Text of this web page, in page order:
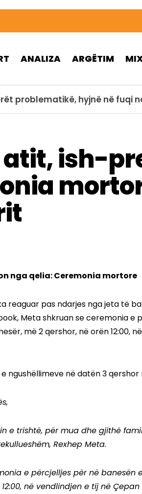
ANALIZA ARGËTIM
themelet e një ure të
ish-
reaguar pas ndarjes nga jeta të
Meta shkruan se ceremonia e
më 2 qershor, në orën 12:00,
ngushëllimeve në datën 3 qershor
e trishtë, për mua dhe gjithë
Rexhep Meta.
e përcjelljes për në banesën
në vendlindjen e tij në